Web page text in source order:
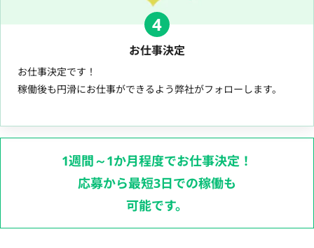
4
お仕事決定
お仕事決定です！
稼働後も円滑にお仕事ができるよう弊社がフォローします。
1週間～1か月程度でお仕事決定！
応募から最短3日での稼働も
可能です。